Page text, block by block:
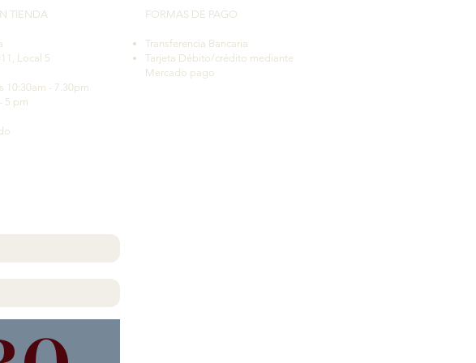
TIENDA
Local 5
10:30am - 7.30pm
5 pm
FORMAS DE PAGO
Transferencia Bancaria
Tarjeta Débito/crédito mediante
Mercado pago